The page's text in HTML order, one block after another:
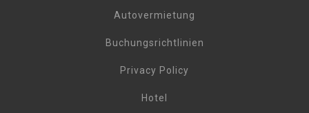
Autovermietung
Buchungsrichtlinien
Privacy Policy
Hotel